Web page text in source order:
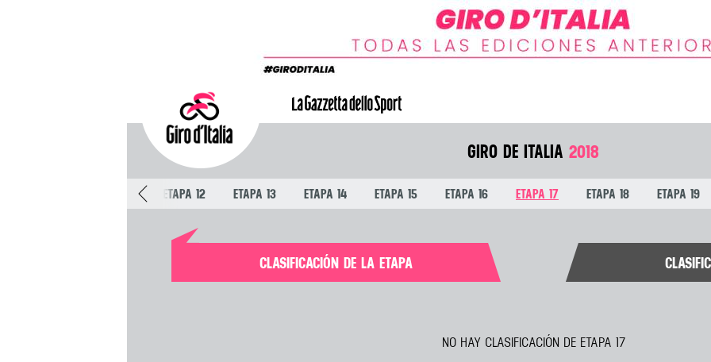
GIRO DE ITALIA 2018
ETAPA 12 ETAPA 13 ETAPA 14 ETAPA 15 ETAPA 16 ETAPA 17 ETAPA 18 ETAPA 19
CLASIFICACIÓN DE LA ETAPA
NO HAY CLASIFICACIÓN DE ETAPA 17